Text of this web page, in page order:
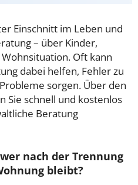
Einschnitt im Leben und
– über Kinder,
Oft kann
dabei helfen, Fehler zu
sorgen. Über den
Sie schnell und kostenlos
Beratung
nach der Trennung
bleibt?